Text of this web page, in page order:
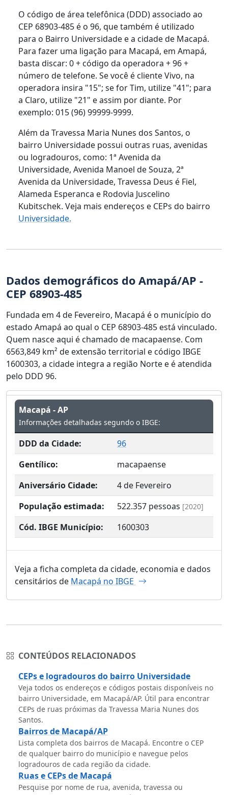
O código de área telefônica (DDD) associado ao
CEP 68903-485 é o 96, que também é utilizado
para o Bairro Universidade e a cidade de Macapá.
Para fazer uma ligação para Macapá, em Amapá,
basta discar: 0 + código da operadora + 96 +
número de telefone. Se você é cliente Vivo, na
operadora insira "15"; se for Tim, utilize "41"; para
a Claro, utilize "21" e assim por diante. Por
exemplo: 015 (96) 99999-9999.
Além da Travessa Maria Nunes dos Santos, o
bairro Universidade possui outras ruas, avenidas
ou logradouros, como: 1ª Avenida da
Universidade, Avenida Manoel de Souza, 2ª
Avenida da Universidade, Travessa Deus é Fiel,
Alameda Esperanca e Rodovia Juscelino
Kubitschek. Veja mais endereços e CEPs do bairro
Universidade.
Dados demográficos do Amapá/AP -
CEP 68903-485
Fundada em 4 de Fevereiro, Macapá é o município do
estado Amapá ao qual o CEP 68903-485 está vinculado.
Quem nasce aqui é chamado de macapaense. Com
6563,849 km² de extensão territorial e código IBGE
1600303, a cidade integra a região Norte e é atendida
pelo DDD 96.
Macapá - AP
Informações detalhadas segundo o IBGE:
DDD da Cidade:
96
Gentílico:
macapaense
Aniversário Cidade:
4 de Fevereiro
População estimada:
522.357 pessoas [2020]
Cód. IBGE Município: 1600303
Veja a ficha completa da cidade, economia e dados
censitários de Macapá no IBGE
CONTEÚDOS RELACIONADOS
CEPs e logradouros do bairro Universidade
Veja todos os endereços e códigos postais disponíveis no
bairro Universidade, em Macapá/AP. Útil para encontrar
CEPs de ruas próximas da Travessa Maria Nunes dos
Santos.
Bairros de Macapá/AP
Lista completa dos bairros de Macapá. Encontre o CEP
de qualquer bairro do município e navegue pelos
logradouros de cada região da cidade.
Ruas e CEPs de Macapá
Pesquise por nome de rua, avenida, travessa ou